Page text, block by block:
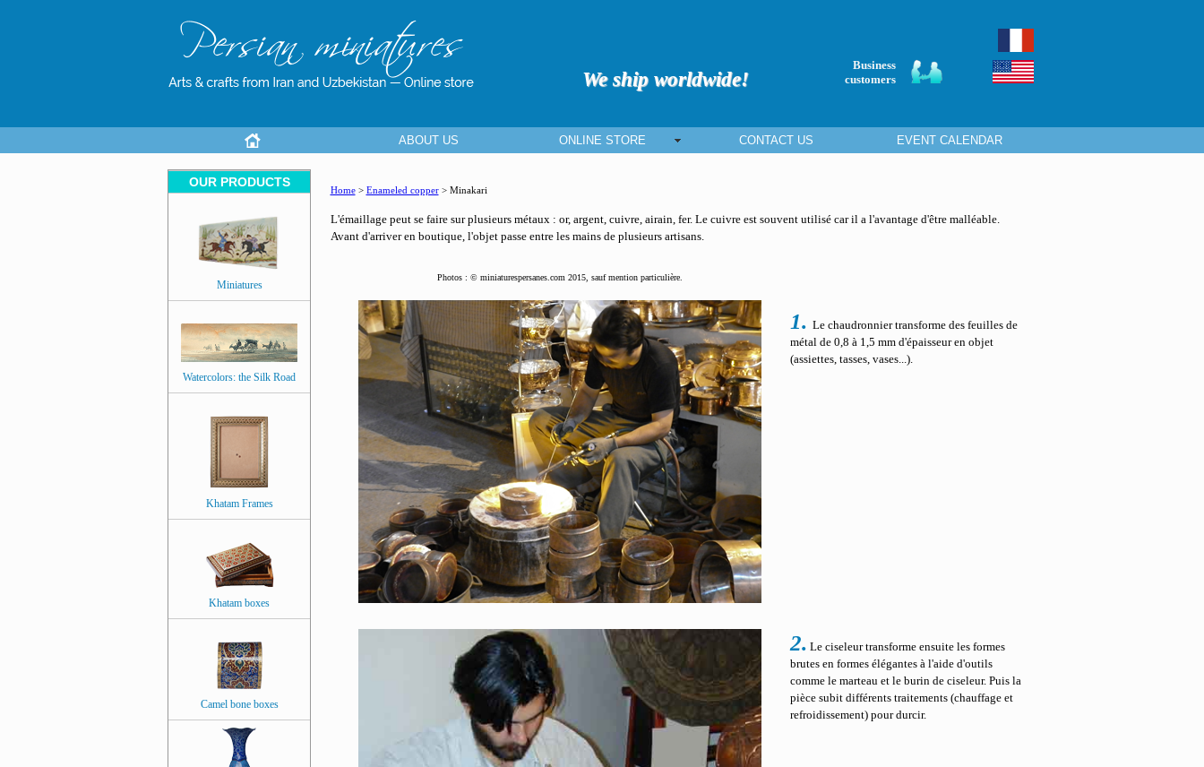
We ship worldwide!
Business
customers
ABOUT US ONLINE STORE CONTACT US EVENT CALENDAR
OUR PRODUCTS
Miniatures
Watercolors: the Silk Road
Khatam Frames
Khatam boxes
Camel bone boxes
Home > Enameled copper> Minakari
L'émaillage peut se faire sur plusieurs métaux : or, argent, cuivre, airain, fer. Le cuivre est souvent utilisé car il a l'avantage d'être malléable.
Avant d'arriver en boutique, l'objet passe entre les mains de plusieurs artisans.
Photos : © miniaturespersanes.com 2015, sauf mention particulière.
1. Le chaudronnier transforme des feuilles de
métal de 0,8 à 1,5 mm d'épaisseur en objet
(assiettes, tasses, vases...).
2. Le ciseleur transforme ensuite les formes
brutes en formes élégantes à l'aide d'outils
comme le marteau et le burin de ciseleur. Puis la
pièce subit différents traitements (chauffage et
refroidissement) pour durcir.